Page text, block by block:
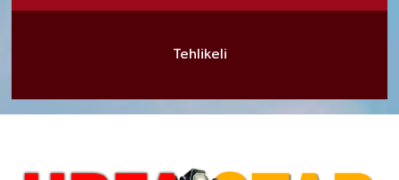
Tehlikeli